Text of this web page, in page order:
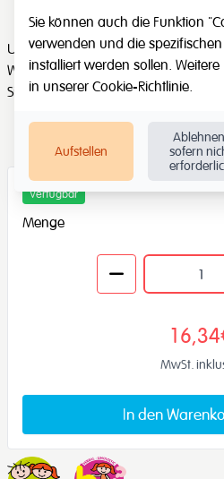
Um eine Geschichte zu beginnen,
Würfel rollen, mischen Sie dann die
Situationen.
Verfügbar
Menge
MwSt.
In den
Sie können auch die Funktion
verwenden und die
installiert werden sollen.
in unserer Cookie-Richtlinie.
Aufstellen
Ablehnen,
sofern